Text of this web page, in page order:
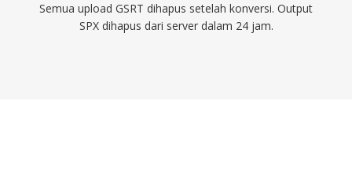
Semua upload GSRT dihapus setelah konversi. Output
SPX dihapus dari server dalam 24 jam.